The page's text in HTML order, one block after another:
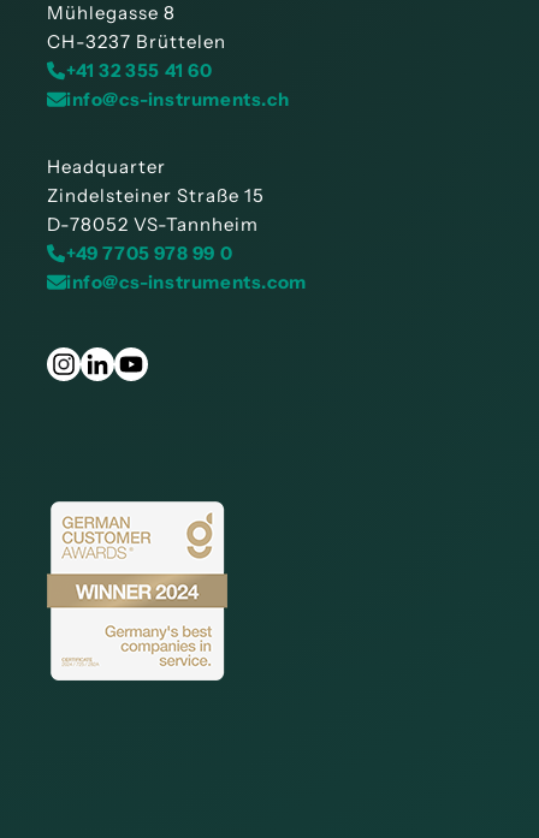
Mühlegasse 8
CH-3237 Brüttelen
+41 32 355 41 60
info@cs-instruments.ch
Headquarter
Zindelsteiner Straße 15
D-78052 VS-Tannheim
+49 7705 978 99 0
info@cs-instruments.com